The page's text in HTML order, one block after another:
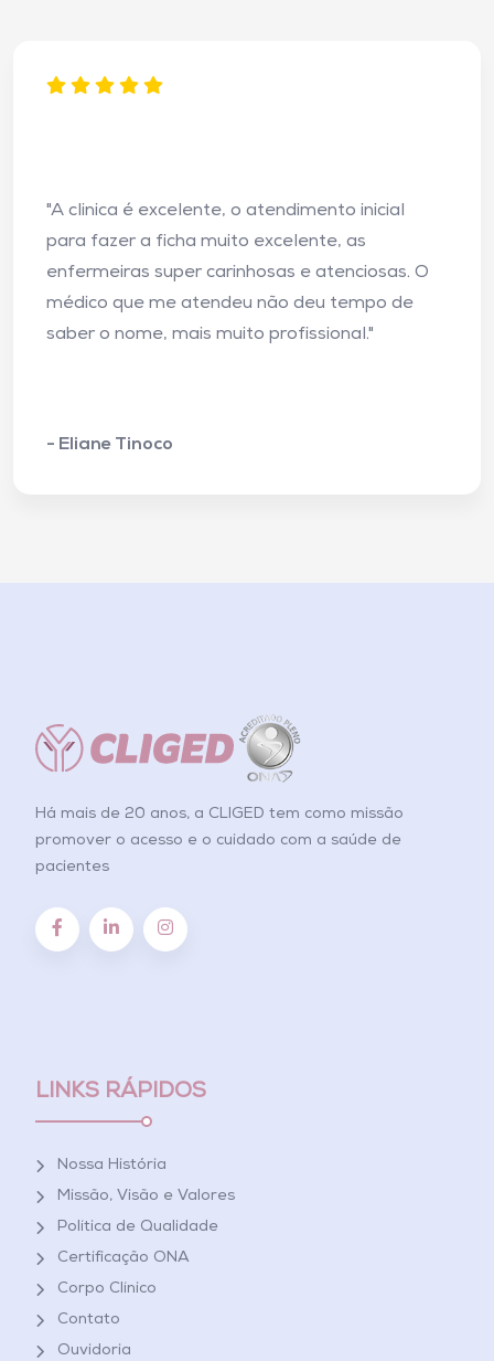
"A clinica é excelente, o atendimento inicial
para fazer a ficha muito excelente, as
enfermeiras super carinhosas e atenciosas. O
médico que me atendeu não deu tempo de
saber o nome, mais muito profissional."
- Eliane Tinoco
Há mais de 20 anos, a CLIGED tem como missão
promover o acesso e o cuidado com a saúde de
pacientes
LINKS RÁPIDOS
Nossa História
Missão, Visão e Valores
Política de Qualidade
Certificação ONA
Corpo Clínico
Contato
Ouvidoria